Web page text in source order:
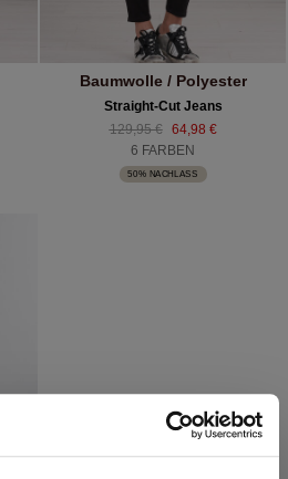
Baumwolle / Polyester
Straight-Cut Jeans
129,95 €
64,98 €
6 FARBEN
50% NACHLASS